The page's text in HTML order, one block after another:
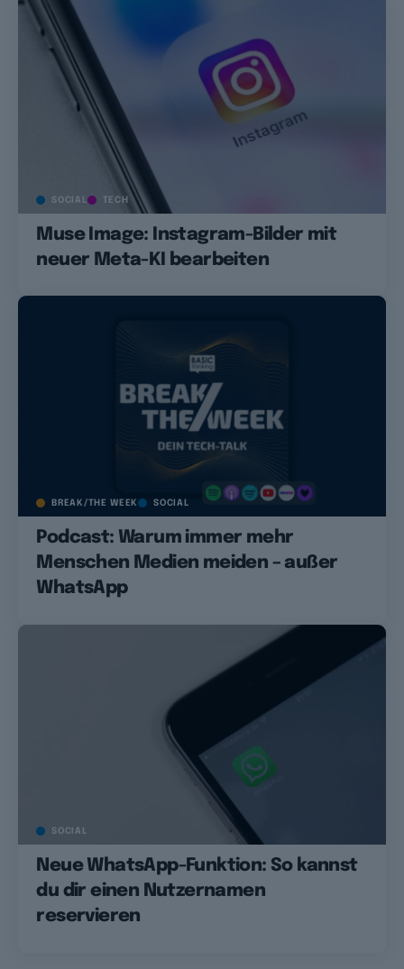
SOCIAL TECH
Muse Image: Instagram-Bilder mit
neuer Meta-KI bearbeiten
BREAK/THE WEEK SOCIAL
Podcast: Warum immer mehr
Menschen Medien meiden – außer
WhatsApp
SOCIAL
Neue WhatsApp-Funktion: So kannst
du dir einen Nutzernamen
reservieren